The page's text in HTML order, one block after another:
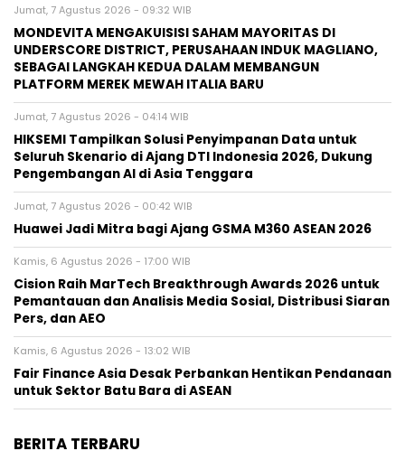
Jumat, 7 Agustus 2026 - 09:32 WIB
MONDEVITA MENGAKUISISI SAHAM MAYORITAS DI
UNDERSCORE DISTRICT, PERUSAHAAN INDUK MAGLIANO,
SEBAGAI LANGKAH KEDUA DALAM MEMBANGUN
PLATFORM MEREK MEWAH ITALIA BARU
Jumat, 7 Agustus 2026 - 04:14 WIB
HIKSEMI Tampilkan Solusi Penyimpanan Data untuk
Seluruh Skenario di Ajang DTI Indonesia 2026, Dukung
Pengembangan AI di Asia Tenggara
Jumat, 7 Agustus 2026 - 00:42 WIB
Huawei Jadi Mitra bagi Ajang GSMA M360 ASEAN 2026
Kamis, 6 Agustus 2026 - 17:00 WIB
Cision Raih MarTech Breakthrough Awards 2026 untuk
Pemantauan dan Analisis Media Sosial, Distribusi Siaran
Pers, dan AEO
Kamis, 6 Agustus 2026 - 13:02 WIB
Fair Finance Asia Desak Perbankan Hentikan Pendanaan
untuk Sektor Batu Bara di ASEAN
BERITA TERBARU